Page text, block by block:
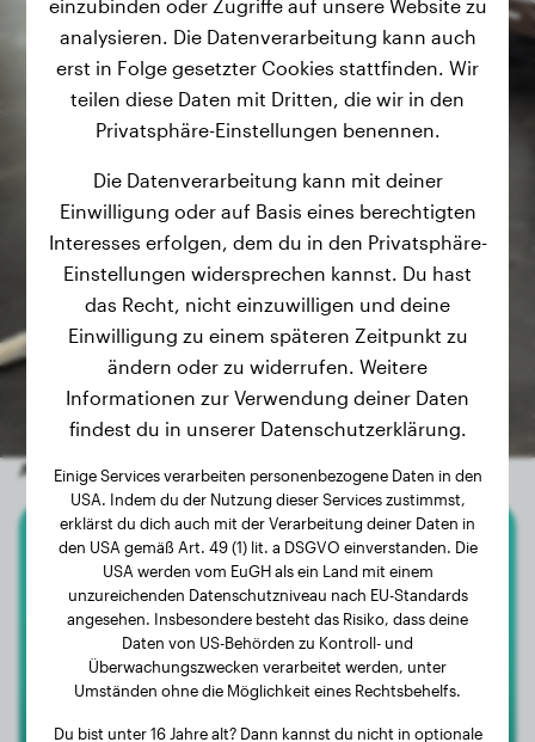
Andere zufällige Hunde
Dackel
Siri
4
einzubinden oder Zugriffe auf unsere Website zu
analysieren. Die Datenverarbeitung kann auch
erst in Folge gesetzter Cookies stattfinden. Wir
teilen diese Daten mit Dritten, die wir in den
Privatsphäre-Einstellungen benennen.
Die Datenverarbeitung kann mit deiner
Einwilligung oder auf Basis eines berechtigten
Interesses erfolgen, dem du in den Privatsphäre-
Einstellungen widersprechen kannst. Du hast
das Recht, nicht einzuwilligen und deine
Einwilligung zu einem späteren Zeitpunkt zu
ändern oder zu widerrufen. Weitere
Informationen zur Verwendung deiner Daten
findest du in unserer Datenschutzerklärung.
Einige Services verarbeiten personenbezogene Daten in den
USA. Indem du der Nutzung dieser Services zustimmst,
erklärst du dich auch mit der Verarbeitung deiner Daten in
den USA gemäß Art. 49 (1) lit. a DSGVO einverstanden. Die
USA werden vom EuGH als ein Land mit einem
unzureichenden Datenschutzniveau nach EU-Standards
angesehen. Insbesondere besteht das Risiko, dass deine
Daten von US-Behörden zu Kontroll- und
Überwachungszwecken verarbeitet werden, unter
Umständen ohne die Möglichkeit eines Rechtsbehelfs.
Du bist unter 16 Jahre alt? Dann kannst du nicht in optionale